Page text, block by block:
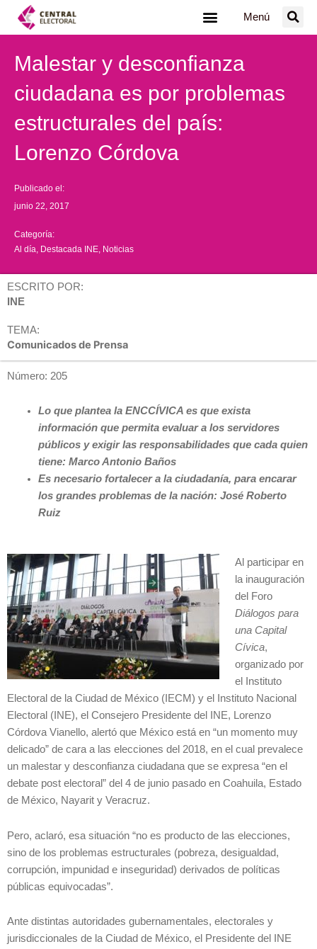
Menú
Malestar y desconfianza
ciudadana es por problemas
estructurales del país:
Lorenzo Córdova
Publicado el:
junio 22, 2017
Categoría:
Al día Destacada INE Noticias
ESCRITO POR:
INE
TEMA:
Comunicados de Prensa
Número: 205
Lo que plantea la ENCCÍVICA es que exista
información que permita evaluar a los servidores
públicos y exigir las responsabilidades que cada quien
tiene: Marco Antonio Baños
Es necesario fortalecer a la ciudadanía, para encarar
los grandes problemas de la nación: José Roberto
Ruiz
Al participar en
la inauguración
del Foro
Diálogos para
una Capital
Cívica,
organizado por
el Instituto
Electoral de la Ciudad de México (IECM) y el Instituto Nacional
Electoral (INE), el Consejero Presidente del INE, Lorenzo
Córdova Vianello, alertó que México está en “un momento muy
delicado” de cara a las elecciones del 2018, en el cual prevalece
un malestar y desconfianza ciudadana que se expresa “en el
debate post electoral” del 4 de junio pasado en Coahuila, Estado
de México, Nayarit y Veracruz.
Pero, aclaró, esa situación “no es producto de las elecciones,
sino de los problemas estructurales (pobreza, desigualdad,
corrupción, impunidad e inseguridad) derivados de políticas
públicas equivocadas”.
Ante distintas autoridades gubernamentales, electorales y
jurisdiccionales de la Ciudad de México, el Presidente del INE